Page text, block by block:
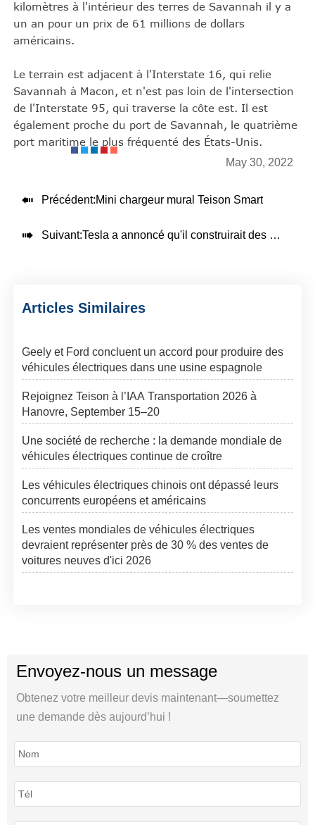
kilomètres à l'intérieur des terres de Savannah il y a
un an pour un prix de 61 millions de dollars
américains.
Le terrain est adjacent à l'Interstate 16, qui relie
Savannah à Macon, et n'est pas loin de l'intersection
de l'Interstate 95, qui traverse la côte est. Il est
également proche du port de Savannah, le quatrième
port maritime le plus fréquenté des États-Unis.
May 30, 2022
 Précédent:Mini chargeur mural Teison Smart
 Suivant:Tesla a annoncé qu'il construirait des usines de batteries et de véhicules électriques en Indonésie
Articles Similaires
Geely et Ford concluent un accord pour produire des
véhicules électriques dans une usine espagnole
Rejoignez Teison à l’IAA Transportation 2026 à
Hanovre, September 15–20
Une société de recherche : la demande mondiale de
véhicules électriques continue de croître
Les véhicules électriques chinois ont dépassé leurs
concurrents européens et américains
Les ventes mondiales de véhicules électriques
devraient représenter près de 30 % des ventes de
voitures neuves d'ici 2026
Envoyez-nous un message
Obtenez votre meilleur devis maintenant—soumettez
une demande dès aujourd’hui !